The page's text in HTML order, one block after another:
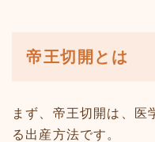
帝王切開とは
まず、帝王切開は、医
る出産方法です。